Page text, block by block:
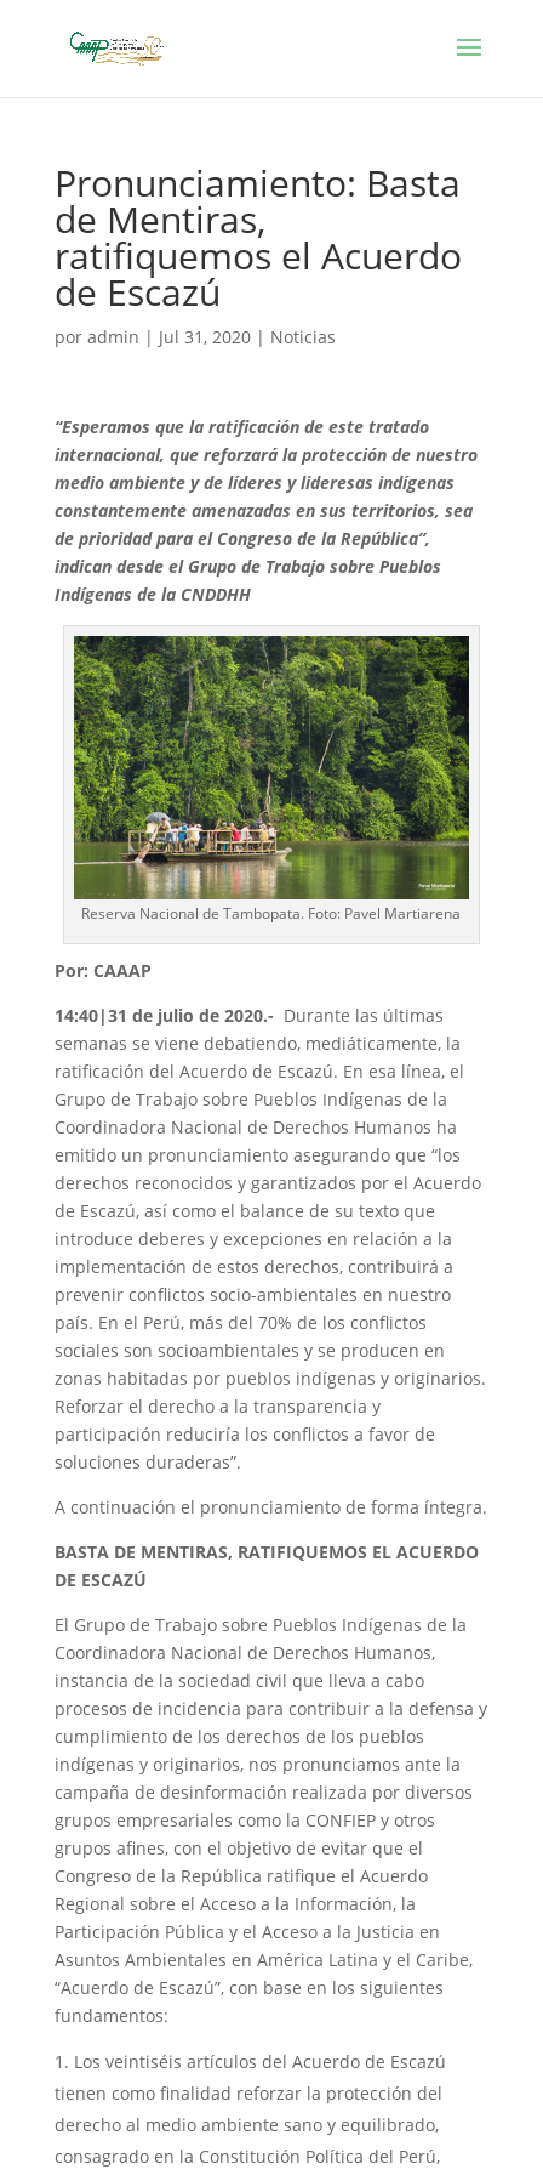
Pronunciamiento: Basta
de Mentiras,
ratifiquemos el Acuerdo
de Escazú
por admin | Jul 31, 2020| Noticias
“Esperamos que la ratificación de este tratado
internacional, que reforzará la protección de nuestro
medio ambiente y de líderes y lideresas indígenas
constantemente amenazadas en sus territorios, sea
de prioridad para el Congreso de la República”,
indican desde el Grupo de Trabajo sobre Pueblos
Indígenas de la CNDDHH
Reserva Nacional de Tambopata. Foto: Pavel Martiarena
Por: CAAAP
14:40|31 de julio de 2020.- Durante las últimas
semanas se viene debatiendo, mediáticamente, la
ratificación del Acuerdo de Escazú. En esa línea, el
Grupo de Trabajo sobre Pueblos Indígenas de la
Coordinadora Nacional de Derechos Humanos ha
emitido un pronunciamiento asegurando que “los
derechos reconocidos y garantizados por el Acuerdo
de Escazú, así como el balance de su texto que
introduce deberes y excepciones en relación a la
implementación de estos derechos, contribuirá a
prevenir conflictos socio-ambientales en nuestro
país. En el Perú, más del 70% de los conflictos
sociales son socioambientales y se producen en
zonas habitadas por pueblos indígenas y originarios.
Reforzar el derecho a la transparencia y
participación reduciría los conflictos a favor de
soluciones duraderas”.
A continuación el pronunciamiento de forma íntegra.
BASTA DE MENTIRAS, RATIFIQUEMOS EL ACUERDO
DE ESCAZÚ
El Grupo de Trabajo sobre Pueblos Indígenas de la
Coordinadora Nacional de Derechos Humanos,
instancia de la sociedad civil que lleva a cabo
procesos de incidencia para contribuir a la defensa y
cumplimiento de los derechos de los pueblos
indígenas y originarios, nos pronunciamos ante la
campaña de desinformación realizada por diversos
grupos empresariales como la CONFIEP y otros
grupos afines, con el objetivo de evitar que el
Congreso de la República ratifique el Acuerdo
Regional sobre el Acceso a la Información, la
Participación Pública y el Acceso a la Justicia en
Asuntos Ambientales en América Latina y el Caribe,
“Acuerdo de Escazú”, con base en los siguientes
fundamentos:
Los veintiséis artículos del Acuerdo de Escazú
tienen como finalidad reforzar la protección del
derecho al medio ambiente sano y equilibrado,
consagrado en la Constitución Política del Perú,